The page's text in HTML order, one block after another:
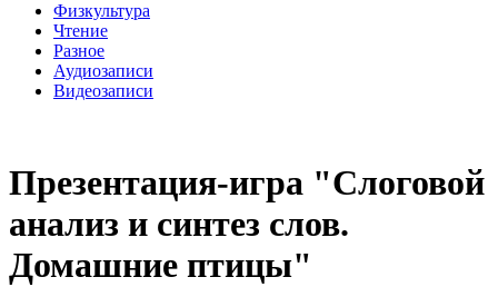
Физкультура
Чтение
Разное
Аудиозаписи
Видеозаписи
Презентация-игра "Слоговой
анализ и синтез слов.
Домашние птицы"